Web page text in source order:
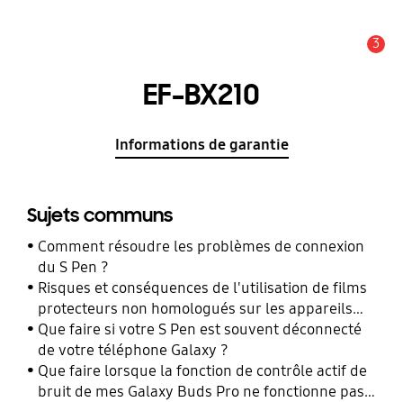
3
EF-BX210
Informations de garantie
Sujets communs
Comment résoudre les problèmes de connexion
du S Pen ?
Risques et conséquences de l'utilisation de films
protecteurs non homologués sur les appareils
mobiles Samsung Galaxy
Que faire si votre S Pen est souvent déconnecté
de votre téléphone Galaxy ?
Que faire lorsque la fonction de contrôle actif de
bruit de mes Galaxy Buds Pro ne fonctionne pas